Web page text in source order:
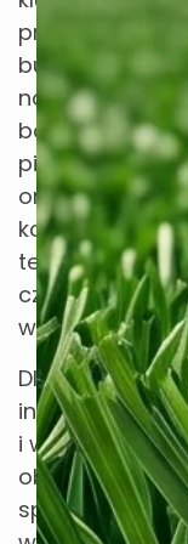
przy
budowie
nowoczesnych
boisk
piłkarskich,
orlików,
kortów
tenisowych
czy boisk
Dlaczego
inwestorzy
i wykonawcy
obiektów
sportowych